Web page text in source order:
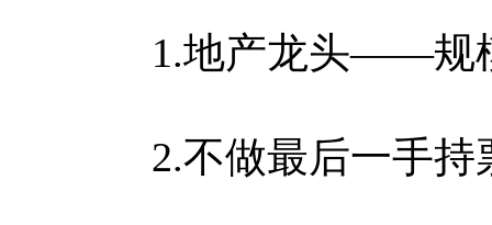
1.地产龙头——规模
2.不做最后一手持